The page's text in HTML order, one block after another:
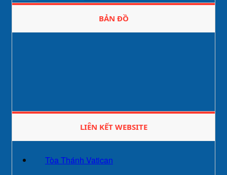
BẢN ĐỒ
LIÊN KẾT WEBSITE
Tòa Thánh Vatican